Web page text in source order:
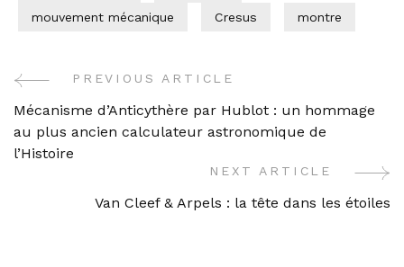
mouvement mécanique Cresus montre
Post
Navigation
PREVIOUS ARTICLE
Mécanisme d’Anticythère par Hublot : un hommage
au plus ancien calculateur astronomique de
l’Histoire
NEXT ARTICLE
Van Cleef & Arpels : la tête dans les étoiles